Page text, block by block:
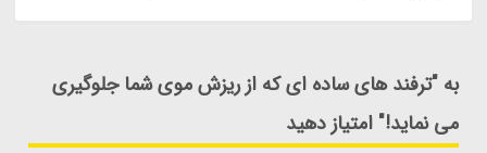
به "ترفند های ساده ای که از ریزش موی شما جلوگیری
می نماید!" امتیاز دهید